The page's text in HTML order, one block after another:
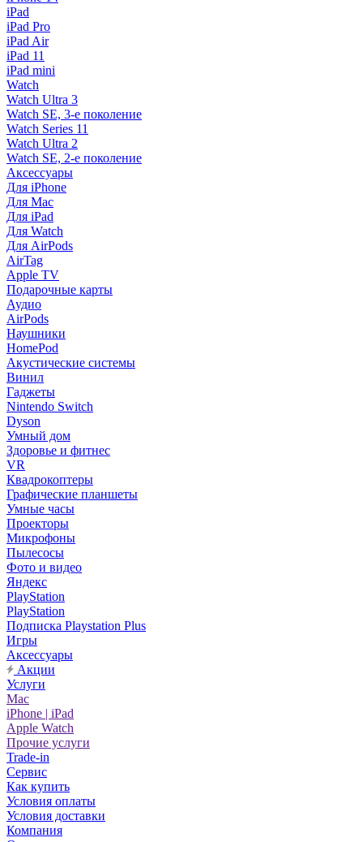
iPad
iPad Pro
iPad Air
iPad 11
iPad mini
Watch
Watch Ultra 3
Watch SE, 3-е поколение
Watch Series 11
Watch Ultra 2
Watch SE, 2-е поколение
Аксессуары
Для iPhone
Для Mac
Для iPad
Для Watch
Для AirPods
AirTag
Apple TV
Подарочные карты
Аудио
AirPods
Наушники
HomePod
Акустические системы
Винил
Гаджеты
Nintendo Switch
Dyson
Умный дом
Здоровье и фитнес
VR
Квадрокоптеры
Графические планшеты
Умные часы
Проекторы
Микрофоны
Пылесосы
Фото и видео
Яндекс
PlayStation
PlayStation
Подписка Playstation Plus
Игры
Аксессуары
Акции
Услуги
Mac
iPhone | iPad
Apple Watch
Прочие услуги
Trade-in
Сервис
Как купить
Условия оплаты
Условия доставки
Компания